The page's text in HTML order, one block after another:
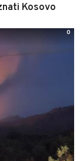
Kosovo
0